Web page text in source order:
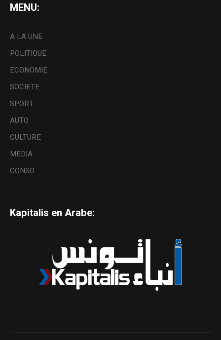
MENU:
A LA UNE
POLITIQUE
ECONOMIE
SOCIETE
SPORT
AUTO
CULTURE
MEDIA
CONSO
Kapitalis en Arabe: